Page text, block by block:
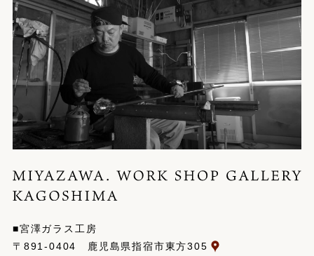
■宮澤ガラス工房
〒891-0404 鹿児島県指宿市東方305